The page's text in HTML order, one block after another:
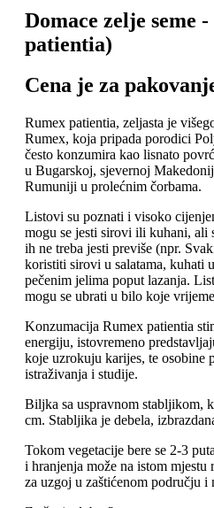
Domace zelje seme
patientia)
Cena je za
Rumex patientia, zeljasta je
Rumex, koja pripada porodici
često konzumira kao lisnato
u Bugarskoj, sjevernoj
Rumuniji u prolećnim čorbama.
Listovi su poznati i visoko
mogu se jesti sirovi ili kuhani, ali
ih ne treba jesti previše (npr.
koristiti sirovi u salatama, kuhati
pečenim jelima poput lazanja.
mogu se ubrati u bilo koje
Konzumacija Rumex patientia
energiju, istovremeno
koje uzrokuju karijes, te osobine
istraživanja i studije.
Biljka sa uspravnom stabljikom,
cm. Stabljika je debela,
Tokom vegetacije bere se 2-3
i hranjenja može na istom mjestu
za uzgoj u zaštićenom području i